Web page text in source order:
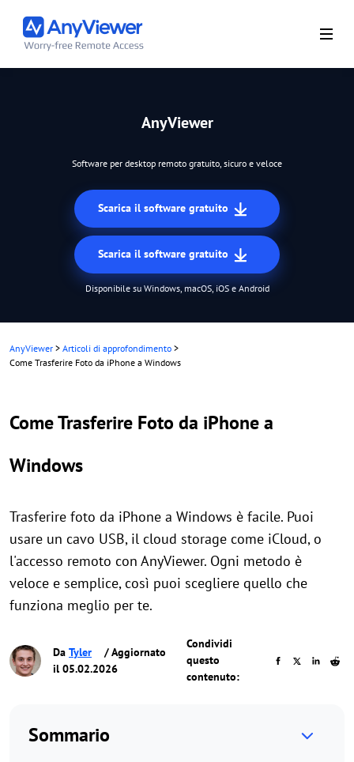
AnyViewer
Software per desktop remoto gratuito, sicuro e veloce
Scarica il software gratuito
Scarica il software gratuito
Disponibile su Windows, macOS, iOS e Android
AnyViewer > Articoli di approfondimento >
Come Trasferire Foto da iPhone a Windows
Come Trasferire Foto da iPhone a
Windows
Trasferire foto da iPhone a Windows è facile. Puoi
usare un cavo USB, il cloud storage come iCloud, o
l'accesso remoto con AnyViewer. Ogni metodo è
veloce e semplice, così puoi scegliere quello che
funziona meglio per te.
Da Tyler
/ Aggiornato
il 05.02.2026
Condividi
questo
contenuto:
Sommario